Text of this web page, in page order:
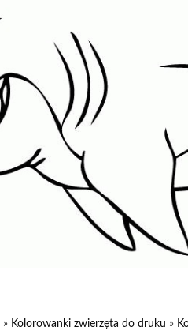
» Kolorowanki zwierzęta do druku »